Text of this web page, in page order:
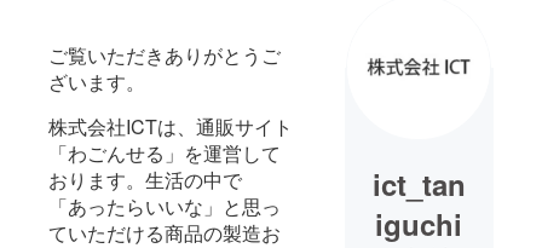
ご覧いただきありがとうご
ざいます。
株式会社ICTは、通販サイト
「わごんせる」を運営して
おります。生活の中で
「あったらいいな」と思っ
ていただける商品の製造お
ict_tan
iguchi